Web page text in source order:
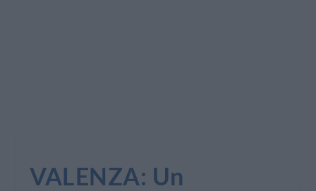
VALENZA: Un